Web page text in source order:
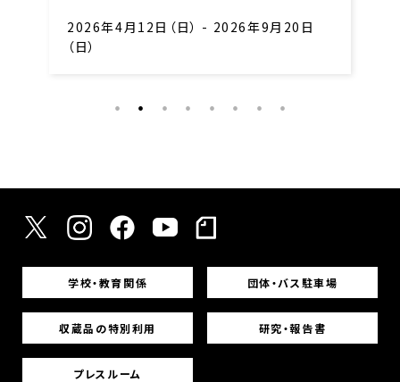
2026年4月12日（日） - 2026年9月20日
（日）
学校・教育関係 団体・バス駐車場
収蔵品の特別利用 研究・報告書
プレスルーム